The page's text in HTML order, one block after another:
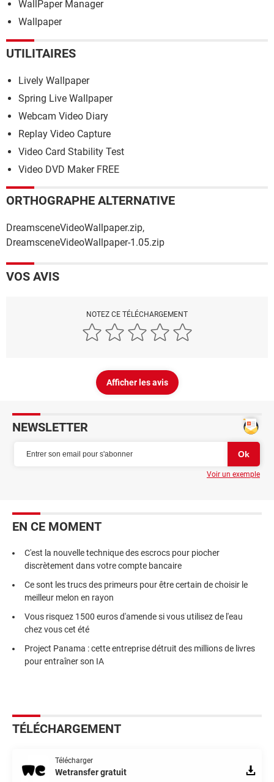
WallPaper Manager
Wallpaper
UTILITAIRES
Lively Wallpaper
Spring Live Wallpaper
Webcam Video Diary
Replay Video Capture
Video Card Stability Test
Video DVD Maker FREE
ORTHOGRAPHE ALTERNATIVE
DreamsceneVideoWallpaper.zip,
DreamsceneVideoWallpaper-1.05.zip
VOS AVIS
NOTEZ CE TÉLÉCHARGEMENT
Afficher les avis
NEWSLETTER
Voir un exemple
EN CE MOMENT
C'est la nouvelle technique des escrocs pour piocher
discrètement dans votre compte bancaire
Ce sont les trucs des primeurs pour être certain de choisir le
meilleur melon en rayon
Vous risquez 1500 euros d'amende si vous utilisez de l'eau
chez vous cet été
Project Panama : cette entreprise détruit des millions de livres
pour entraîner son IA
TÉLÉCHARGEMENT
Télécharger
Wetransfer gratuit